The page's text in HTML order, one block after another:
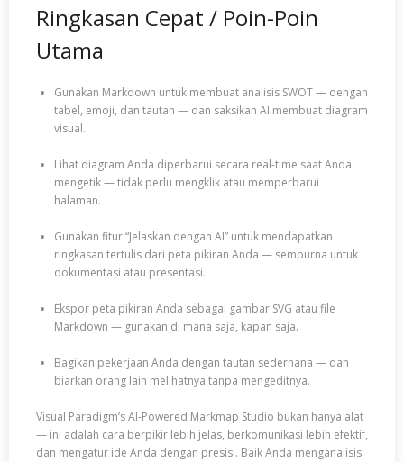
Ringkasan Cepat / Poin-Poin
Utama
Gunakan Markdown untuk membuat analisis SWOT — dengan
tabel, emoji, dan tautan — dan saksikan AI membuat diagram
visual.
Lihat diagram Anda diperbarui secara real-time saat Anda
mengetik — tidak perlu mengklik atau memperbarui
halaman.
Gunakan fitur “Jelaskan dengan AI” untuk mendapatkan
ringkasan tertulis dari peta pikiran Anda — sempurna untuk
dokumentasi atau presentasi.
Ekspor peta pikiran Anda sebagai gambar SVG atau file
Markdown — gunakan di mana saja, kapan saja.
Bagikan pekerjaan Anda dengan tautan sederhana — dan
biarkan orang lain melihatnya tanpa mengeditnya.
Visual Paradigm’s AI-Powered Markmap Studio bukan hanya alat
— ini adalah cara berpikir lebih jelas, berkomunikasi lebih efektif,
dan mengatur ide Anda dengan presisi. Baik Anda menganalisis